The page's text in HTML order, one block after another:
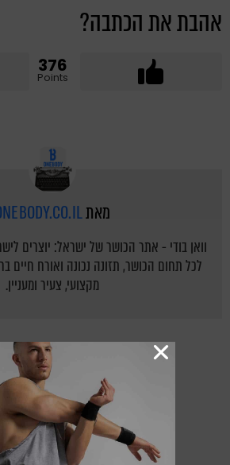
אהבת את הכתבה?
376
Points
מאת
וואן בודי - אתר הכושר של ישראל: יוצרים
לכל תחום הכושר, תזונה נכונה ואורח חיים
מקצועי, צעיר ומעניין.